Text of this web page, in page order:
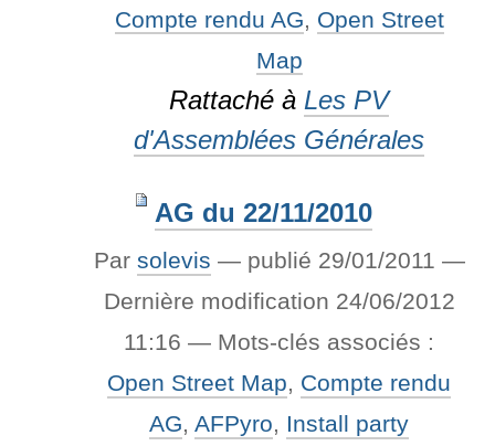
Compte rendu AG, Open Street
Map
Rattaché à Les PV
d'Assemblées Générales
AG du 22/11/2010
Par solevis — publié 29/01/2011 —
Dernière modification 24/06/2012
11:16— Mots-clés associés :
Open Street Map, Compte rendu
AG,AFPyro, Install party